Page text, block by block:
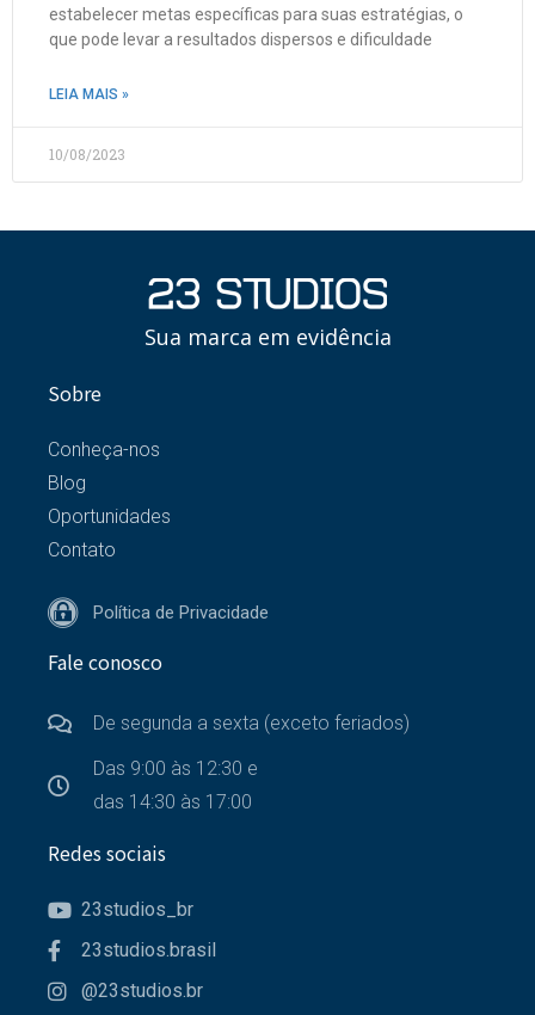
estabelecer metas específicas para suas estratégias, o
que pode levar a resultados dispersos e dificuldade
LEIA MAIS »
10/08/2023
Sua marca em evidência
Sobre
Conheça-nos
Blog
Oportunidades
Contato
Política de Privacidade
Fale conosco
De segunda a sexta (exceto feriados)
Das 9:00 às 12:30 e
das 14:30 às 17:00
Redes sociais
23studios_br
23studios.brasil
@23studios.br